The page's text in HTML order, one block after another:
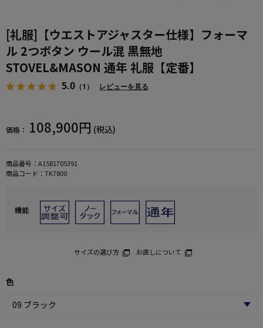
[礼服]【ウエストアジャスター仕様】フォーマ
ル 2つボタン ウール混 黒無地
STOVEL&MASON 通年 礼服【定番】
5.0 （1） レビューを見る
価格： 108,900円 (税込)
商品番号： A1581705391
商品コード： TK7800
機能
サイズの選び方 お直しについて
色